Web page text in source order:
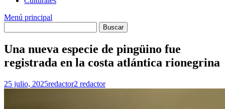
Menú principal
Una nueva especie de pingüino fue
registrada en la costa atlántica rionegrina
25 julio, 2025redactor2 redactor